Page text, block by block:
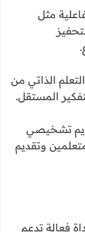
مثل
الذاتي من
المستقل.
تشخيصي
وتقديم
فعالة تدعم